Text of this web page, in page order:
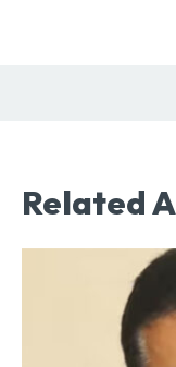
Related